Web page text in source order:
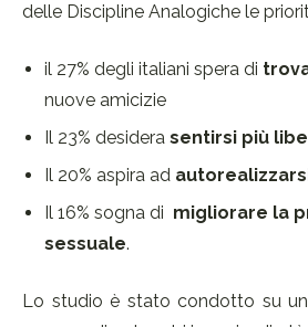
delle Discipline Analogiche le
il 27% degli italiani spera di
nuove amicizie
Il 23% desidera sentirsi più
Il 20% aspira ad
Il 16% sogna di migliorare la
sessuale.
Lo studio è stato condotto su